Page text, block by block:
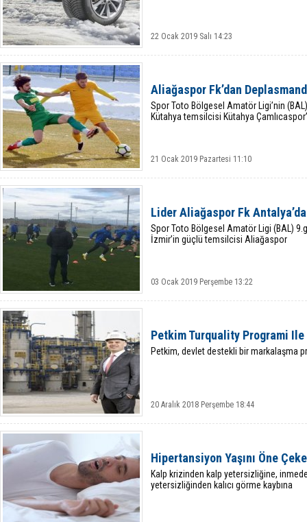
22 Ocak 2019 Salı 14:23
Aliağaspor Fk’dan
Spor Toto Bölgesel Amatör Ligi’nin
Kütahya temsilcisi Kütahya
21 Ocak 2019 Pazartesi 11:10
Lider Aliağaspor Fk
Spor Toto Bölgesel Amatör Ligi (BAL)
İzmir’in güçlü temsilcisi Aliağaspor
03 Ocak 2019 Perşembe 13:22
Petkim Turquality Programi
Petkim, devlet destekli bir markalaşma
20 Aralık 2018 Perşembe 18:44
Hipertansiyon Yaşını Öne
Kalp krizinden kalp yetersizliğine,
yetersizliğinden kalıcı görme kaybına